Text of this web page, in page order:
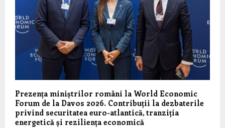
Prezența miniștrilor români la World Economic
Forum de la Davos 2026. Contribuții la dezbaterile
privind securitatea euro-atlantică, tranziția
energetică și reziliența economică